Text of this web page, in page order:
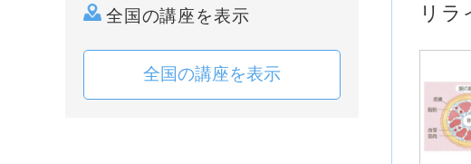
全国の講座を表示
全国の講座を表示
リラ